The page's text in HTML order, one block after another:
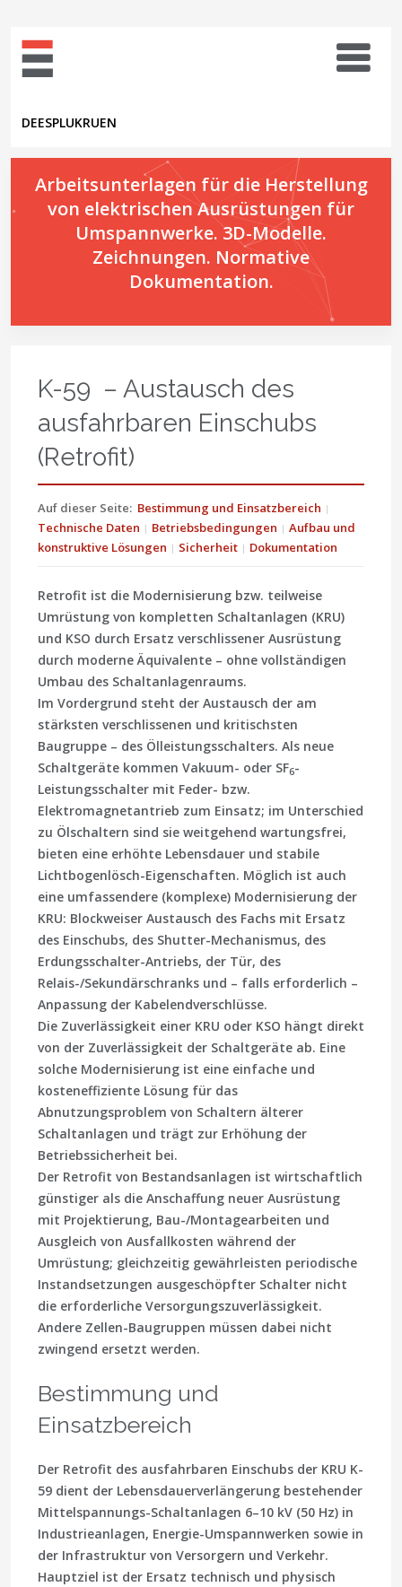
DEESPLUKRUEN
Arbeitsunterlagen für die Herstellung
von elektrischen Ausrüstungen für
Umspannwerke. 3D-Modelle.
Zeichnungen. Normative
Dokumentation.
K-59 – Austausch des
ausfahrbaren Einschubs
(Retrofit)
Auf dieser Seite: Bestimmung und Einsatzbereich
Technische Daten
Betriebsbedingungen
Aufbau und
konstruktive Lösungen
Sicherheit Dokumentation
Retrofit ist die Modernisierung bzw. teilweise
Umrüstung von kompletten Schaltanlagen (KRU)
und KSO durch Ersatz verschlissener Ausrüstung
durch moderne Äquivalente – ohne vollständigen
Umbau des Schaltanlagenraums.
Im Vordergrund steht der Austausch der am
stärksten verschlissenen und kritischsten
Baugruppe – des Ölleistungsschalters. Als neue
Schaltgeräte kommen Vakuum- oder SF6-
Leistungsschalter mit Feder- bzw.
Elektromagnetantrieb zum Einsatz; im Unterschied
zu Ölschaltern sind sie weitgehend wartungsfrei,
bieten eine erhöhte Lebensdauer und stabile
Lichtbogenlösch-Eigenschaften. Möglich ist auch
eine umfassendere (komplexe) Modernisierung der
KRU: Blockweiser Austausch des Fachs mit Ersatz
des Einschubs, des Shutter-Mechanismus, des
Erdungsschalter-Antriebs, der Tür, des
Relais-/Sekundärschranks und – falls erforderlich –
Anpassung der Kabelendverschlüsse.
Die Zuverlässigkeit einer KRU oder KSO hängt direkt
von der Zuverlässigkeit der Schaltgeräte ab. Eine
solche Modernisierung ist eine einfache und
kosteneffiziente Lösung für das
Abnutzungsproblem von Schaltern älterer
Schaltanlagen und trägt zur Erhöhung der
Betriebssicherheit bei.
Der Retrofit von Bestandsanlagen ist wirtschaftlich
günstiger als die Anschaffung neuer Ausrüstung
mit Projektierung, Bau-/Montagearbeiten und
Ausgleich von Ausfallkosten während der
Umrüstung; gleichzeitig gewährleisten periodische
Instandsetzungen ausgeschöpfter Schalter nicht
die erforderliche Versorgungszuverlässigkeit.
Andere Zellen-Baugruppen müssen dabei nicht
zwingend ersetzt werden.
Bestimmung und
Einsatzbereich
Der Retrofit des ausfahrbaren Einschubs der KRU K-
59 dient der Lebensdauerverlängerung bestehender
Mittelspannungs-Schaltanlagen 6–10 kV (50 Hz) in
Industrieanlagen, Energie-Umspannwerken sowie in
der Infrastruktur von Versorgern und Verkehr.
Hauptziel ist der Ersatz technisch und physisch